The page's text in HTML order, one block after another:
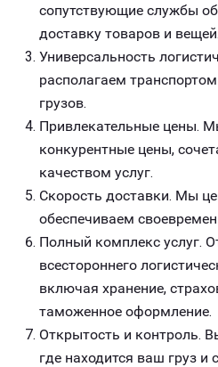
сопутствующие службы
доставку товаров и вещей.
Универсальность
располагаем
грузов.
Привлекательные цены.
конкурентные цены,
качеством услуг.
Скорость доставки. Мы
обеспечиваем
Полный комплекс услуг.
всестороннего
включая хранение,
таможенное оформление.
Открытость и контроль.
где находится ваш груз и